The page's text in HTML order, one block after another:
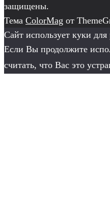
защищены.
Тема ColorMag от
Сайт использует куки для
Если Вы продолжите
считать, что Вас это